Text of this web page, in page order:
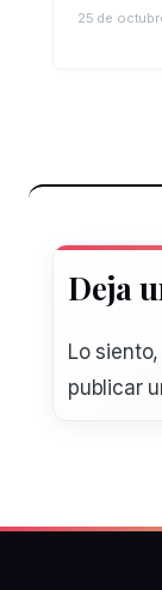
25 de
Deja
Lo
publicar